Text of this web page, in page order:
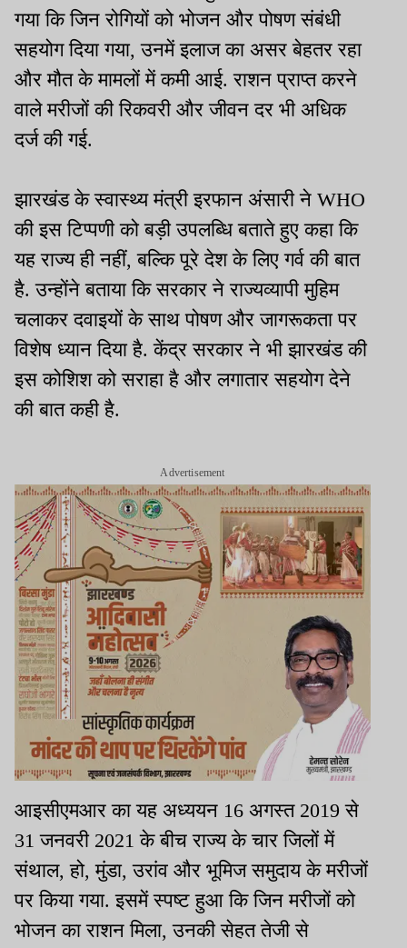
गया कि जिन रोगियों को भोजन और पोषण संबंधी
सहयोग दिया गया, उनमें इलाज का असर बेहतर रहा
और मौत के मामलों में कमी आई. राशन प्राप्त करने
वाले मरीजों की रिकवरी और जीवन दर भी अधिक
दर्ज की गई.
झारखंड के स्वास्थ्य मंत्री इरफान अंसारी ने WHO
की इस टिप्पणी को बड़ी उपलब्धि बताते हुए कहा कि
यह राज्य ही नहीं, बल्कि पूरे देश के लिए गर्व की बात
है. उन्होंने बताया कि सरकार ने राज्यव्यापी मुहिम
चलाकर दवाइयों के साथ पोषण और जागरूकता पर
विशेष ध्यान दिया है. केंद्र सरकार ने भी झारखंड की
इस कोशिश को सराहा है और लगातार सहयोग देने
की बात कही है.
Advertisement
आइसीएमआर का यह अध्ययन 16 अगस्त 2019 से
31 जनवरी 2021 के बीच राज्य के चार जिलों में
संथाल, हो, मुंडा, उरांव और भूमिज समुदाय के मरीजों
पर किया गया. इसमें स्पष्ट हुआ कि जिन मरीजों को
भोजन का राशन मिला, उनकी सेहत तेजी से